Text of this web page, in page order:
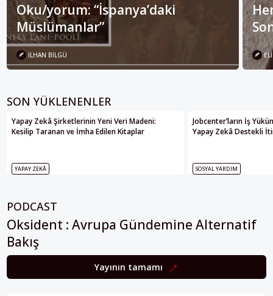
Oku/yorum: “İspanya’daki
Müslümanlar”
İLHAN BILGÜ
SON YÜKLENENLER
Yapay Zekâ Şirketlerinin Yeni Veri Madeni:
Kesilip Taranan ve İmha Edilen Kitaplar
YAPAY ZEKÂ
Jobcenter’ların İş
Yapay Zekâ Destekli
SOSYAL YARDIM
PODCAST
Oksident : Avrupa Gündemine Alternatif
Bakış
Yayının tamamı